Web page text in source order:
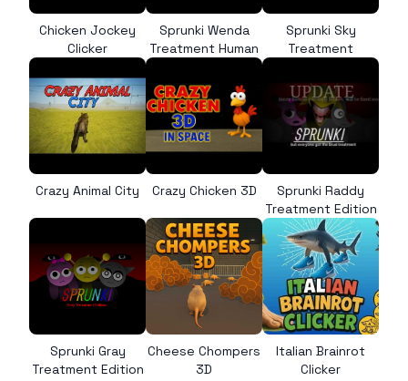
Chicken Jockey
Clicker
Sprunki Wenda
Treatment Human
Sprunki Sky
Treatment
Crazy Animal City Crazy Chicken 3D
Sprunki Raddy
Treatment Edition
Sprunki Gray
Treatment Edition
Cheese Chompers
3D
Italian Brainrot
Clicker